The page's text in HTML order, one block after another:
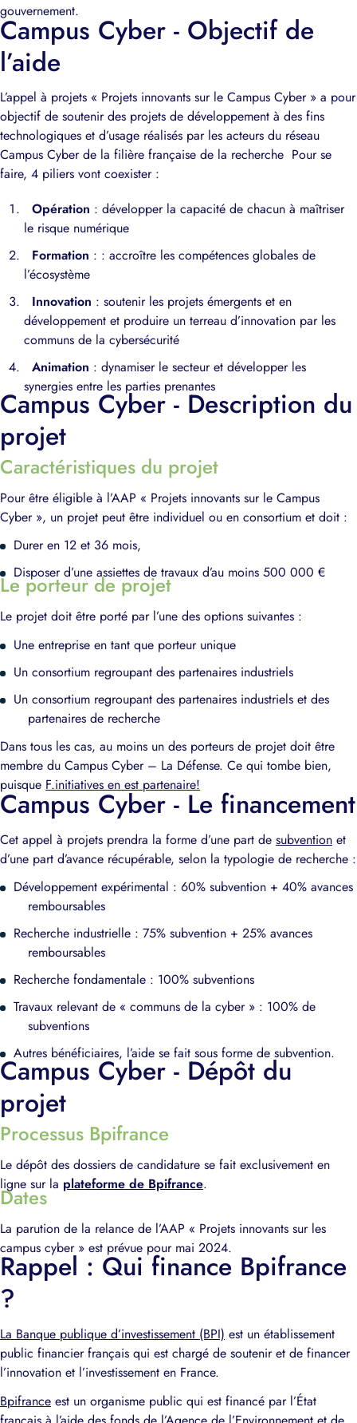
gouvernement.
Campus Cyber - Objectif de
l’aide
L’appel à projets « Projets innovants sur le Campus Cyber » a pour
objectif de soutenir des projets de développement à des fins
technologiques et d’usage réalisés par les acteurs du réseau
Campus Cyber de la filière française de la recherche Pour se
faire, 4 piliers vont coexister :
Opération : développer la capacité de chacun à maîtriser
le risque numérique
Formation : : accroître les compétences globales de
l’écosystème
Innovation : soutenir les projets émergents et en
développement et produire un terreau d’innovation par les
communs de la cybersécurité
Animation : dynamiser le secteur et développer les
synergies entre les parties prenantes
Campus Cyber - Description du
projet
Caractéristiques du projet
Pour être éligible à l’AAP « Projets innovants sur le Campus
Cyber », un projet peut être individuel ou en consortium et doit :
Durer en 12 et 36 mois,
Disposer d’une assiettes de travaux d’au moins 500 000 €
Le porteur de projet
Le projet doit être porté par l’une des options suivantes :
Une entreprise en tant que porteur unique
Un consortium regroupant des partenaires industriels
Un consortium regroupant des partenaires industriels et des
partenaires de recherche
Dans tous les cas, au moins un des porteurs de projet doit être
membre du Campus Cyber – La Défense. Ce qui tombe bien,
puisque F.initiatives en est partenaire!
Campus Cyber - Le financement
Cet appel à projets prendra la forme d’une part de subvention et
d’une part d’avance récupérable, selon la typologie de recherche :
Développement expérimental : 60% subvention + 40% avances
remboursables
Recherche industrielle : 75% subvention + 25% avances
remboursables
Recherche fondamentale : 100% subventions
Travaux relevant de « communs de la cyber » : 100% de
subventions
Autres bénéficiaires, l’aide se fait sous forme de subvention.
Campus Cyber - Dépôt du
projet
Processus Bpifrance
Le dépôt des dossiers de candidature se fait exclusivement en
ligne sur la plateforme de Bpifrance.
Dates
La parution de la relance de l’AAP « Projets innovants sur les
campus cyber » est prévue pour mai 2024.
Rappel : Qui finance Bpifrance
?
La Banque publique d’investissement (BPI) est un établissement
public financier français qui est chargé de soutenir et de financer
l’innovation et l’investissement en France.
Bpifrance est un organisme public qui est financé par l’État